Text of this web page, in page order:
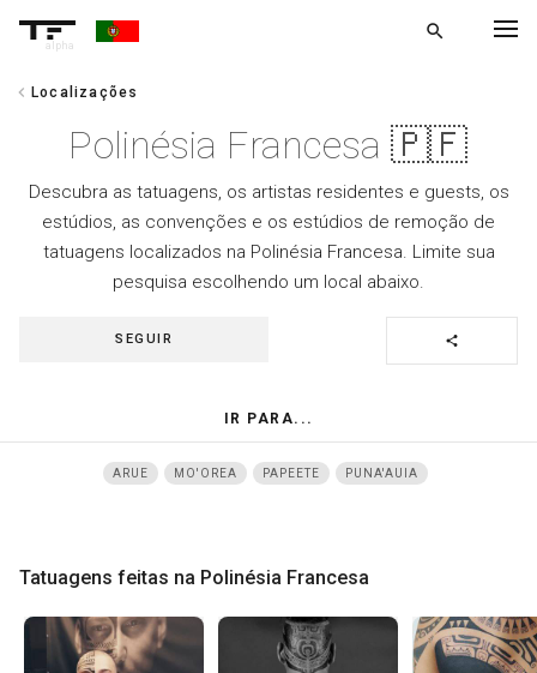
alpha
search
chevron_left Localizações
Polinésia Francesa 🇵🇫
Descubra as tatuagens, os artistas residentes e guests, os
estúdios, as convenções e os estúdios de remoção de
tatuagens localizados na Polinésia Francesa. Limite sua
pesquisa escolhendo um local abaixo.
share
SEGUIR
IR PARA...
ARUE MO'OREA PAPEETE PUNA'AUIA
Tatuagens feitas na Polinésia Francesa